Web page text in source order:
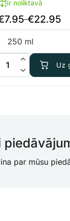
Ir noliktavā
7.95–€22.95
€7.95
€22.95
Top Max
Uz
par mūsu